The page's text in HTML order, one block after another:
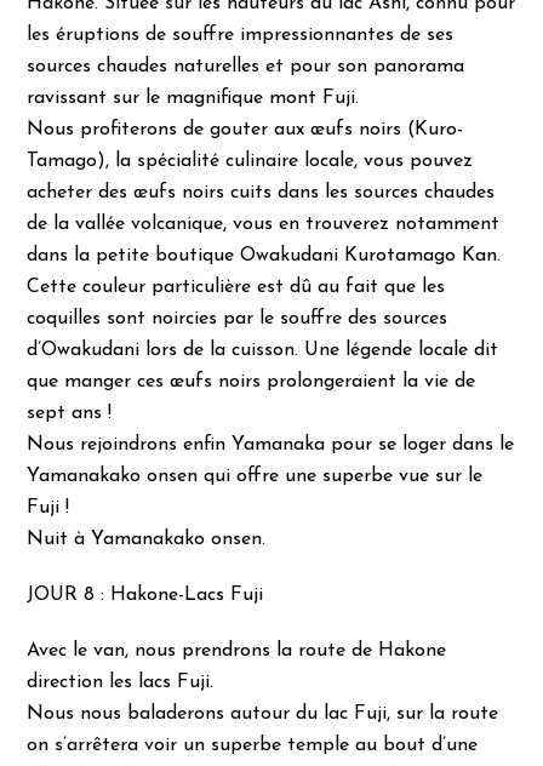
Hakone. Située sur les hauteurs du lac Ashi, connu pour
les éruptions de souffre impressionnantes de ses
sources chaudes naturelles et pour son panorama
ravissant sur le magnifique mont Fuji.
Nous profiterons de gouter aux œufs noirs (Kuro-
Tamago), la spécialité culinaire locale, vous pouvez
acheter des œufs noirs cuits dans les sources chaudes
de la vallée volcanique, vous en trouverez notamment
dans la petite boutique Owakudani Kurotamago Kan.
Cette couleur particulière est dû au fait que les
coquilles sont noircies par le souffre des sources
d’Owakudani lors de la cuisson. Une légende locale dit
que manger ces œufs noirs prolongeraient la vie de
sept ans !
Nous rejoindrons enfin Yamanaka pour se loger dans le
Yamanakako onsen qui offre une superbe vue sur le
Fuji !
Nuit à Yamanakako onsen.
JOUR 8 : Hakone-Lacs Fuji
Avec le van, nous prendrons la route de Hakone
direction les lacs Fuji.
Nous nous baladerons autour du lac Fuji, sur la route
on s’arrêtera voir un superbe temple au bout d’une